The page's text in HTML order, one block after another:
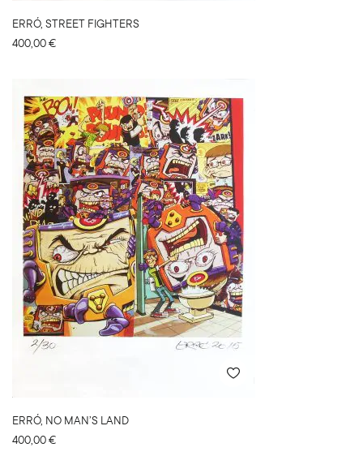
ERRÓ, STREET FIGHTERS
400,00€
ERRÓ, NO MAN’S LAND
400,00€